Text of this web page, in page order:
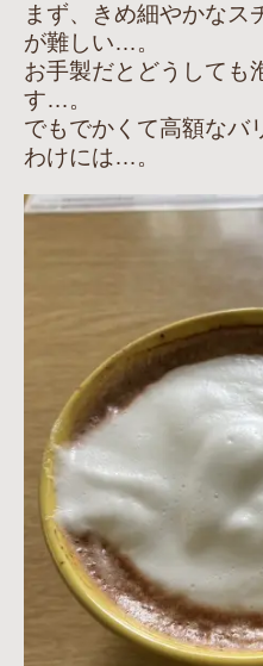
まず、きめ細やかなス
が難しい…。
お手製だとどうしても
す…。
でもでかくて高額なバ
わけには…。